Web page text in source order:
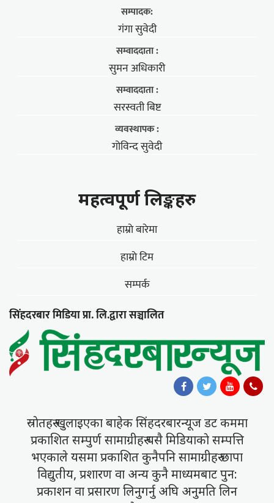
सम्पादक:
गंगा सुवेदी
सम्वाददाता :
सुमन अधिकारी
सम्वाददाता :
सरस्वती बिष्ट
व्यवस्थापक :
गोविन्द सुवेदी
महत्वपूर्ण लिङ्कहरु
हाम्राे बारेमा
हाम्राे टिम
सम्पर्क
सिंहदरबार मिडिया प्रा. लि.द्वारा सञ्चालित
स्राेतहरु खुलाइएका बाहेक सिंहदरबारन्यूज डट कममा
प्रकाशित सम्पुर्ण सामाग्रीहरु यसै मिडियाकाे सम्पत्ति
भएकाले यसमा प्रकाशित कुनैपनि सामाग्रीहरु छापा
विद्युतीय, प्रशारण वा अन्य कुनै माध्यमबाट पुन:
प्रकाशन वा प्रसारण लिनुगर्नु अघि अनुमति लिन